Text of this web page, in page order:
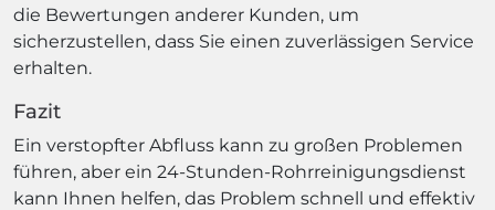
die Bewertungen anderer Kunden, um
sicherzustellen, dass Sie einen zuverlässigen Service
erhalten.
Fazit
Ein verstopfter Abfluss kann zu großen Problemen
führen, aber ein 24-Stunden-Rohrreinigungsdienst
kann Ihnen helfen, das Problem schnell und effektiv